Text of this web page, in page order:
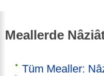
Meallerde
Tüm Mealler: